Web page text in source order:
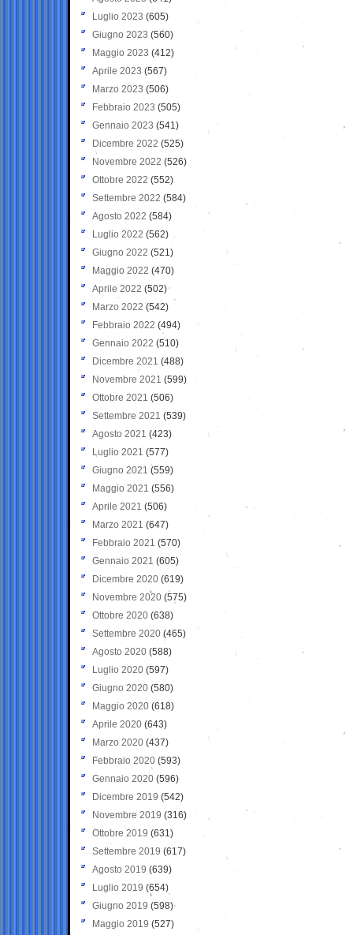
Luglio 2023 (605)
Giugno 2023 (560)
Maggio 2023 (412)
Aprile 2023 (567)
Marzo 2023 (506)
Febbraio 2023 (505)
Gennaio 2023 (541)
Dicembre 2022 (525)
Novembre 2022 (526)
Ottobre 2022 (552)
Settembre 2022 (584)
Agosto 2022 (584)
Luglio 2022 (562)
Giugno 2022 (521)
Maggio 2022 (470)
Aprile 2022 (502)
Marzo 2022 (542)
Febbraio 2022 (494)
Gennaio 2022 (510)
Dicembre 2021 (488)
Novembre 2021 (599)
Ottobre 2021 (506)
Settembre 2021 (539)
Agosto 2021 (423)
Luglio 2021 (577)
Giugno 2021(559)
Maggio 2021 (556)
Aprile 2021 (506)
Marzo 2021 (647)
Febbraio 2021 (570)
Gennaio 2021 (605)
Dicembre 2020 (619)
Novembre 2020 (575)
Ottobre 2020 (638)
Settembre 2020(465)
Agosto 2020 (588)
Luglio 2020 (597)
Giugno 2020 (580)
Maggio 2020 (618)
Aprile 2020 (643)
Marzo 2020 (437)
Febbraio 2020 (593)
Gennaio 2020 (596)
Dicembre 2019 (542)
Novembre 2019 (316)
Ottobre 2019 (631)
Settembre 2019 (617)
Agosto 2019 (639)
Luglio 2019 (654)
Giugno 2019 (598)
Maggio 2019 (527)